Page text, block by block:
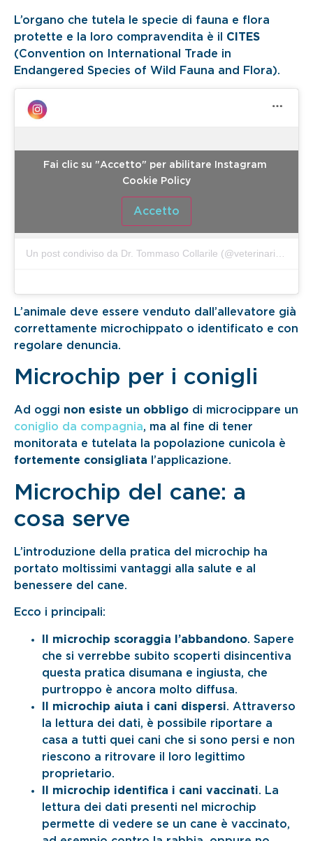
L’organo che tutela le specie di fauna e flora
protette e la loro compravendita è il CITES
(Convention on International Trade in
Endangered Species of Wild Fauna and Flora).
Fai clic su "Accetto" per abilitare Instagram
Cookie Policy
Accetto
L’animale deve essere venduto dall’allevatore già
correttamente microchippato o identificato e con
regolare denuncia.
Microchip per i conigli
Ad oggi non esiste un obbligo di microcippare un
coniglio da compagnia, ma al fine di tener
monitorata e tutelata la popolazione cunicola è
fortemente consigliata l’applicazione.
Microchip del cane: a
cosa serve
L’introduzione della pratica del microchip ha
portato moltissimi vantaggi alla salute e al
benessere del cane.
Ecco i principali:
Il microchip scoraggia l’abbandono. Sapere
che si verrebbe subito scoperti disincentiva
questa pratica disumana e ingiusta, che
purtroppo è ancora molto diffusa.
Il microchip aiuta i cani dispersi. Attraverso
la lettura dei dati, è possibile riportare a
casa a tutti quei cani che si sono persi e non
riescono a ritrovare il loro legittimo
proprietario.
Il microchip identifica i cani vaccinati. La
lettura dei dati presenti nel microchip
permette di vedere se un cane è vaccinato,